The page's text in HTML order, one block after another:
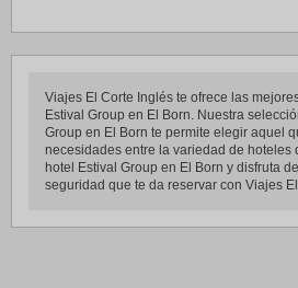
Viajes El Corte Inglés te ofrece las
Estival Group en El Born. Nuestra
Group en El Born te permite elegir aquel
necesidades entre la variedad de hoteles
hotel Estival Group en El Born y disfruta
seguridad que te da reservar con Viajes